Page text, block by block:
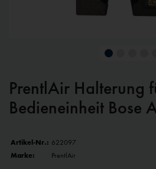
PrentlAir Halterung
Bedieneinheit Bose
Artikel-Nr.: 622097
Marke:
PrentlAir